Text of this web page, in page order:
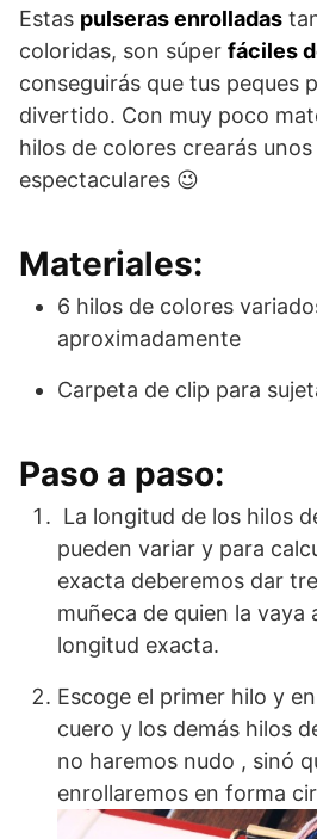
Estas pulseras enrolladas
coloridas, son súper fáciles
conseguirás que tus peques
divertido. Con muy poco
hilos de colores crearás
espectaculares 😉
Materiales:
6 hilos de colores
aproximadamente
Carpeta de clip para
Paso a paso:
La longitud de los hilos
pueden variar y para
exacta deberemos dar
muñeca de quien la vaya
longitud exacta.
Escoge el primer hilo y
cuero y los demás hilos
no haremos nudo , sinó
enrollaremos en forma